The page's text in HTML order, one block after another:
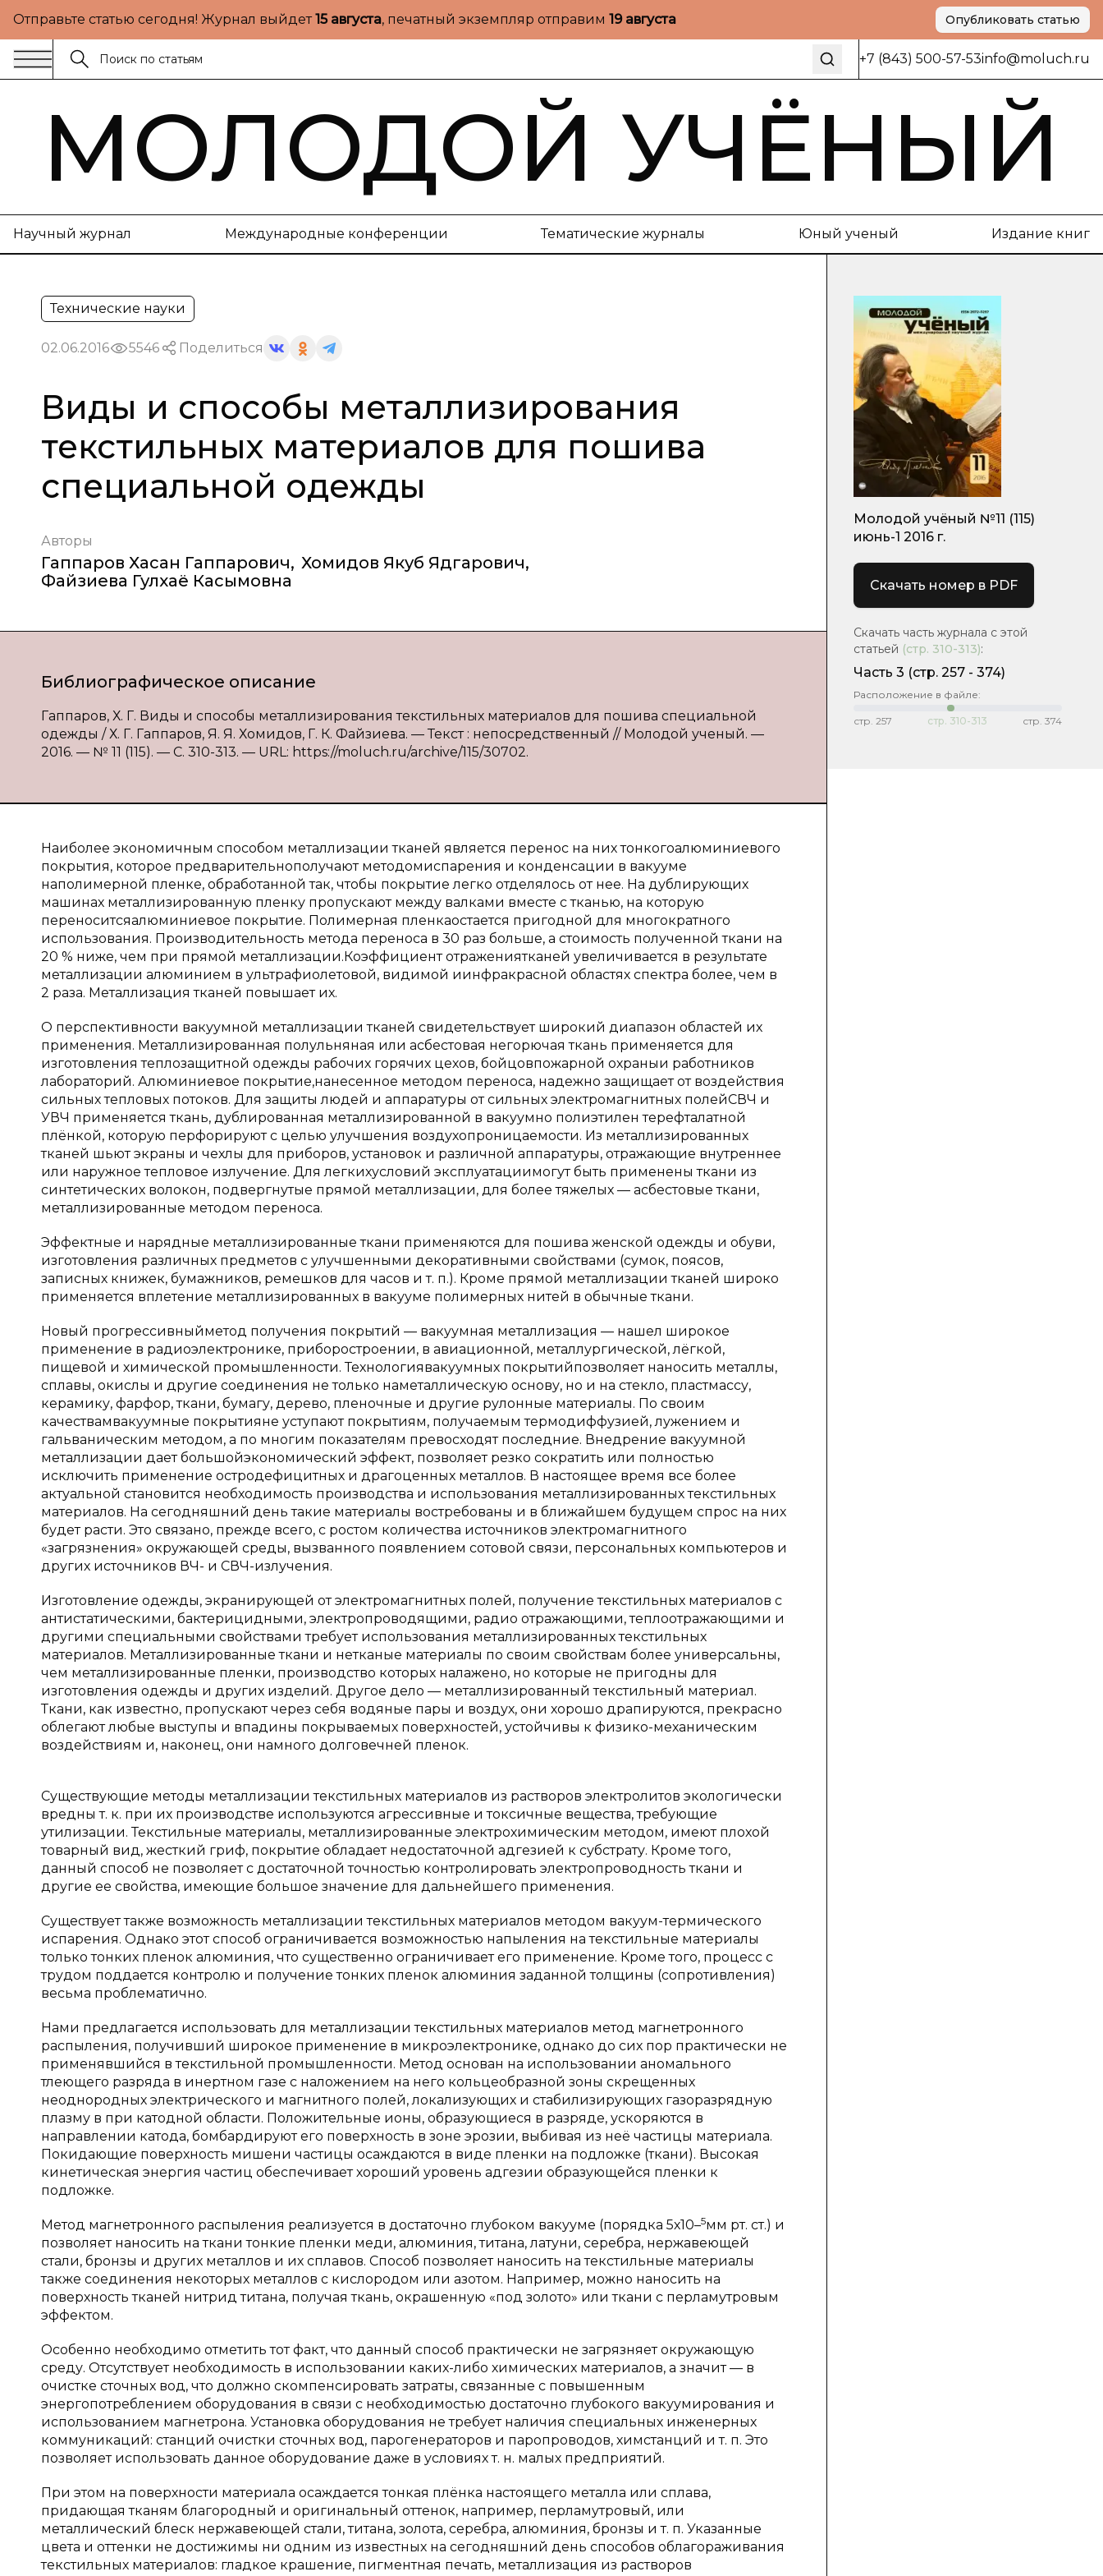
Отправьте статью сегодня! Журнал выйдет15 августа, печатный экземпляр отправим 19 августа Опубликовать статью
+7 (843) 500-57-53info@moluch.ru
МОЛОДОЙ УЧЁНЫЙ
Научный журнал Международные конференции Тематические журналы Юный ученый Издание книг
Технические науки
02.06.2016 5546 Поделиться
Виды и способы металлизирования
текстильных материалов для пошива
специальной одежды
Авторы
Гаппаров Хасан Гаппарович, Хомидов Якуб Ядгарович,
Файзиева Гулхаё Касымовна
Библиографическое описание
Гаппаров, Х. Г. Виды и способы металлизирования текстильных материалов для пошива специальной
одежды / Х. Г. Гаппаров, Я. Я. Хомидов, Г. К. Файзиева. — Текст : непосредственный // Молодой ученый. —
2016. — № 11 (115). — С. 310-313. — URL: https://moluch.ru/archive/115/30702.
Наиболее экономичным способом металлизации тканей является перенос на них тонкогоалюминиевого
покрытия, которое предварительнополучают методомиспарения и конденсации в вакууме
наполимерной пленке, обработанной так, чтобы покрытие легко отделялось от нее. На дублирующих
машинах металлизированную пленку пропускают между валками вместе с тканью, на которую
переноситсяалюминиевое покрытие. Полимерная пленкаостается пригодной для многократного
использования. Производительность метода переноса в 30 раз больше, а стоимость полученной ткани на
20 % ниже, чем при прямой металлизации.Коэффициент отражениятканей увеличивается в результате
металлизации алюминием в ультрафиолетовой, видимой иинфракрасной областях спектра более, чем в
2 раза. Металлизация тканей повышает их.
О перспективности вакуумной металлизации тканей свидетельствует широкий диапазон областей их
применения. Металлизированная полульняная или асбестовая негорючая ткань применяется для
изготовления теплозащитной одежды рабочих горячих цехов, бойцовпожарной охраныи работников
лабораторий. Алюминиевое покрытие,нанесенное методом переноса, надежно защищает от воздействия
сильных тепловых потоков. Для защиты людей и аппаратуры от сильных электромагнитных полейСВЧ и
УВЧ применяется ткань, дублированная металлизированной в вакуумно полиэтилен терефталатной
плёнкой, которую перфорируют с целью улучшения воздухопроницаемости. Из металлизированных
тканей шьют экраны и чехлы для приборов, установок и различной аппаратуры, отражающие внутреннее
или наружное тепловое излучение. Для легкихусловий эксплуатациимогут быть применены ткани из
синтетических волокон, подвергнутые прямой металлизации, для более тяжелых — асбестовые ткани,
металлизированные методом переноса.
Эффектные и нарядные металлизированные ткани применяются для пошива женской одежды и обуви,
изготовления различных предметов с улучшенными декоративными свойствами (сумок, поясов,
записных книжек, бумажников, ремешков для часов и т. п.). Кроме прямой металлизации тканей широко
применяется вплетение металлизированных в вакууме полимерных нитей в обычные ткани.
Новый прогрессивныйметод получения покрытий — вакуумная металлизация — нашел широкое
применение в радиоэлектронике, приборостроении, в авиационной, металлургической, лёгкой,
пищевой и химической промышленности. Технологиявакуумных покрытийпозволяет наносить металлы,
сплавы, окислы и другие соединения не только наметаллическую основу, но и на стекло, пластмассу,
керамику, фарфор, ткани, бумагу, дерево, пленочные и другие рулонные материалы. По своим
качествамвакуумные покрытияне уступают покрытиям, получаемым термодиффузией, лужением и
гальваническим методом, а по многим показателям превосходят последние. Внедрение вакуумной
металлизации дает большойэкономический эффект, позволяет резко сократить или полностью
исключить применение остродефицитных и драгоценных металлов. В настоящее время все более
актуальной становится необходимость производства и использования металлизированных текстильных
материалов. На сегодняшний день такие материалы востребованы и в ближайшем будущем спрос на них
будет расти. Это связано, прежде всего, с ростом количества источников электромагнитного
«загрязнения» окружающей среды, вызванного появлением сотовой связи, персональных компьютеров и
других источников ВЧ- и СВЧ-излучения.
Изготовление одежды, экранирующей от электромагнитных полей, получение текстильных материалов с
антистатическими, бактерицидными, электропроводящими, радио отражающими, теплоотражающими и
другими специальными свойствами требует использования металлизированных текстильных
материалов. Металлизированные ткани и нетканые материалы по своим свойствам более универсальны,
чем металлизированные пленки, производство которых налажено, но которые не пригодны для
изготовления одежды и других изделий. Другое дело — металлизированный текстильный материал.
Ткани, как известно, пропускают через себя водяные пары и воздух, они хорошо драпируются, прекрасно
облегают любые выступы и впадины покрываемых поверхностей, устойчивы к физико-механическим
воздействиям и, наконец, они намного долговечней пленок.
Существующие методы металлизации текстильных материалов из растворов электролитов экологически
вредны т. к. при их производстве используются агрессивные и токсичные вещества, требующие
утилизации. Текстильные материалы, металлизированные электрохимическим методом, имеют плохой
товарный вид, жесткий гриф, покрытие обладает недостаточной адгезией к субстрату. Кроме того,
данный способ не позволяет с достаточной точностью контролировать электропроводность ткани и
другие ее свойства, имеющие большое значение для дальнейшего применения.
Существует также возможность металлизации текстильных материалов методом вакуум-термического
испарения. Однако этот способ ограничивается возможностью напыления на текстильные материалы
только тонких пленок алюминия, что существенно ограничивает его применение. Кроме того, процесс с
трудом поддается контролю и получение тонких пленок алюминия заданной толщины (сопротивления)
весьма проблематично.
Нами предлагается использовать для металлизации текстильных материалов метод магнетронного
распыления, получивший широкое применение в микроэлектронике, однако до сих пор практически не
применявшийся в текстильной промышленности. Метод основан на использовании аномального
тлеющего разряда в инертном газе с наложением на него кольцеобразной зоны скрещенных
неоднородных электрического и магнитного полей, локализующих и стабилизирующих газоразрядную
плазму в при катодной области. Положительные ионы, образующиеся в разряде, ускоряются в
направлении катода, бомбардируют его поверхность в зоне эрозии, выбивая из неё частицы материала.
Покидающие поверхность мишени частицы осаждаются в виде пленки на подложке (ткани). Высокая
кинетическая энергия частиц обеспечивает хороший уровень адгезии образующейся пленки к
подложке.
Метод магнетронного распыления реализуется в достаточно глубоком вакууме (порядка 5х10–5мм рт. ст.) и
позволяет наносить на ткани тонкие пленки меди, алюминия, титана, латуни, серебра, нержавеющей
стали, бронзы и других металлов и их сплавов. Способ позволяет наносить на текстильные материалы
также соединения некоторых металлов с кислородом или азотом. Например, можно наносить на
поверхность тканей нитрид титана, получая ткань, окрашенную «под золото» или ткани с перламутровым
эффектом.
Особенно необходимо отметить тот факт, что данный способ практически не загрязняет окружающую
среду. Отсутствует необходимость в использовании каких-либо химических материалов, а значит — в
очистке сточных вод, что должно скомпенсировать затраты, связанные с повышенным
энергопотреблением оборудования в связи с необходимостью достаточно глубокого вакуумирования и
использованием магнетрона. Установка оборудования не требует наличия специальных инженерных
коммуникаций: станций очистки сточных вод, парогенераторов и паропроводов, химстанций и т. п. Это
позволяет использовать данное оборудование даже в условиях т. н. малых предприятий.
При этом на поверхности материала осаждается тонкая плёнка настоящего металла или сплава,
придающая тканям благородный и оригинальный оттенок, например, перламутровый, или
металлический блеск нержавеющей стали, титана, золота, серебра, алюминия, бронзы и т. п. Указанные
цвета и оттенки не достижимы ни одним из известных на сегодняшний день способов облагораживания
текстильных материалов: гладкое крашение, пигментная печать, металлизация из растворов
Молодой учёный №11 (115)
июнь-1 2016 г.
Скачать номер в PDF
Скачать часть журнала с этой
статьей (стр. 310-313):
Часть 3 (cтр. 257 - 374)
Расположение в файле:
стр. 257 стр. 310-313 стр. 374